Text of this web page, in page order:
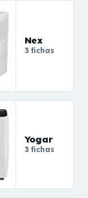
Nex
3 fichas
Yogar
3 fichas